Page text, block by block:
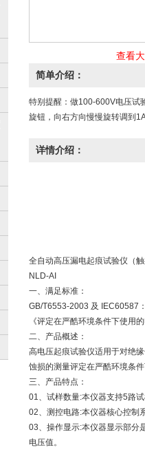
查看
简单介绍：
特别提醒：做100-600V电压试
旋钮，向右方向慢慢旋转调到1A
详情介绍：
全自动高压漏电起痕试验仪 （
NLD-AI
一、满足标准：
GB/T6553-2003 及 IEC60587
《评定在严酷环境条件下使用
二、产品概述：
高电压起痕试验仪适用于对绝
蚀损的测量评定在严酷环境条
三、产品特点：
01、试样数量:本仪器支持5路
02、测控电路:本仪器核心控制
03、操作显示:本仪器显示部分
电压值。